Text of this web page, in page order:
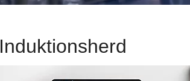
Induktionsherd